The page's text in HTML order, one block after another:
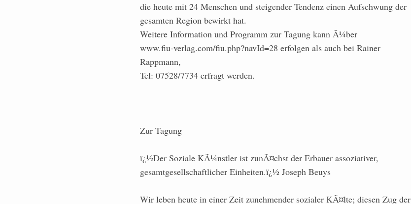
die heute mit 24 Menschen und steigender Tendenz einen Aufschwung der
gesamten Region bewirkt hat.
Weitere Information und Programm zur Tagung kann Ã¼ber
www.fiu-verlag.com/fiu.php?navId=28 erfolgen als auch bei Rainer
Rappmann,
Tel: 07528/7734 erfragt werden.
Zur Tagung
ï¿½Der Soziale KÃ¼nstler ist zunÃ¤chst der Erbauer assoziativer,
gesamtgesellschaftlicher Einheiten.ï¿½ Joseph Beuys
Wir leben heute in einer Zeit zunehmender sozialer KÃ¤lte; diesen Zug der